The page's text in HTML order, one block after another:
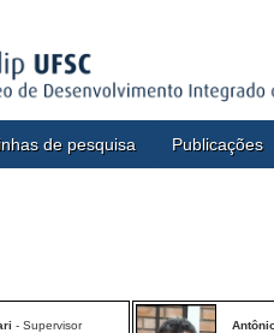
de pesquisa Publicações
- Supervisor